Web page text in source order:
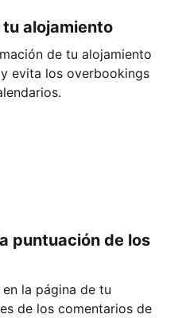
alojamiento
de tu alojamiento
evita los overbookings
puntuación de los
la página de tu
de los comentarios de